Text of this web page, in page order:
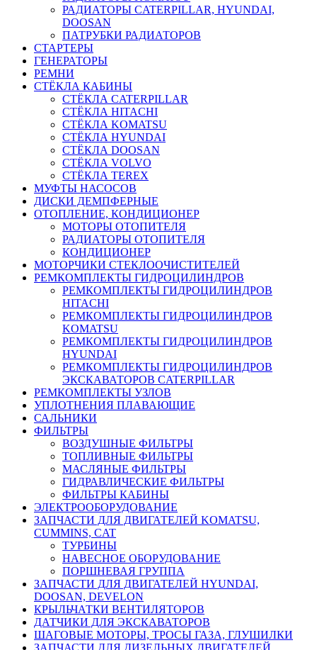
РАДИАТОРЫ CATERPILLAR, HYUNDAI,
DOOSAN
ПАТРУБКИ РАДИАТОРОВ
СТАРТЕРЫ
ГЕНЕРАТОРЫ
РЕМНИ
СТЁКЛА КАБИНЫ
СТЁКЛА CATERPILLAR
СТЁКЛА HITACHI
СТЁКЛА KOMATSU
СТЁКЛА HYUNDAI
СТЁКЛА DOOSAN
СТЁКЛА VOLVO
СТЁКЛА TEREX
МУФТЫ НАСОСОВ
ДИСКИ ДЕМПФЕРНЫЕ
ОТОПЛЕНИЕ, КОНДИЦИОНЕР
МОТОРЫ ОТОПИТЕЛЯ
РАДИАТОРЫ ОТОПИТЕЛЯ
КОНДИЦИОНЕР
МОТОРЧИКИ СТЕКЛООЧИСТИТЕЛЕЙ
РЕМКОМПЛЕКТЫ ГИДРОЦИЛИНДРОВ
РЕМКОМПЛЕКТЫ ГИДРОЦИЛИНДРОВ
HITACHI
РЕМКОМПЛЕКТЫ ГИДРОЦИЛИНДРОВ
KOMATSU
РЕМКОМПЛЕКТЫ ГИДРОЦИЛИНДРОВ
HYUNDAI
РЕМКОМПЛЕКТЫ ГИДРОЦИЛИНДРОВ
ЭКСКАВАТОРОВ CATERPILLAR
РЕМКОМПЛЕКТЫ УЗЛОВ
УПЛОТНЕНИЯ ПЛАВАЮЩИЕ
САЛЬНИКИ
ФИЛЬТРЫ
ВОЗДУШНЫЕ ФИЛЬТРЫ
ТОПЛИВНЫЕ ФИЛЬТРЫ
МАСЛЯНЫЕ ФИЛЬТРЫ
ГИДРАВЛИЧЕСКИЕ ФИЛЬТРЫ
ФИЛЬТРЫ КАБИНЫ
ЭЛЕКТРООБОРУДОВАНИЕ
ЗАПЧАСТИ ДЛЯ ДВИГАТЕЛЕЙ KOMATSU,
CUMMINS, CAT
ТУРБИНЫ
НАВЕСНОЕ ОБОРУДОВАНИЕ
ПОРШНЕВАЯ ГРУППА
ЗАПЧАСТИ ДЛЯ ДВИГАТЕЛЕЙ HYUNDAI,
DOOSAN, DEVELON
КРЫЛЬЧАТКИ ВЕНТИЛЯТОРОВ
ДАТЧИКИ ДЛЯ ЭКСКАВАТОРОВ
ШАГОВЫЕ МОТОРЫ, ТРОСЫ ГАЗА, ГЛУШИЛКИ
ЗАПЧАСТИ ДЛЯ ДИЗЕЛЬНЫХ ДВИГАТЕЛЕЙ